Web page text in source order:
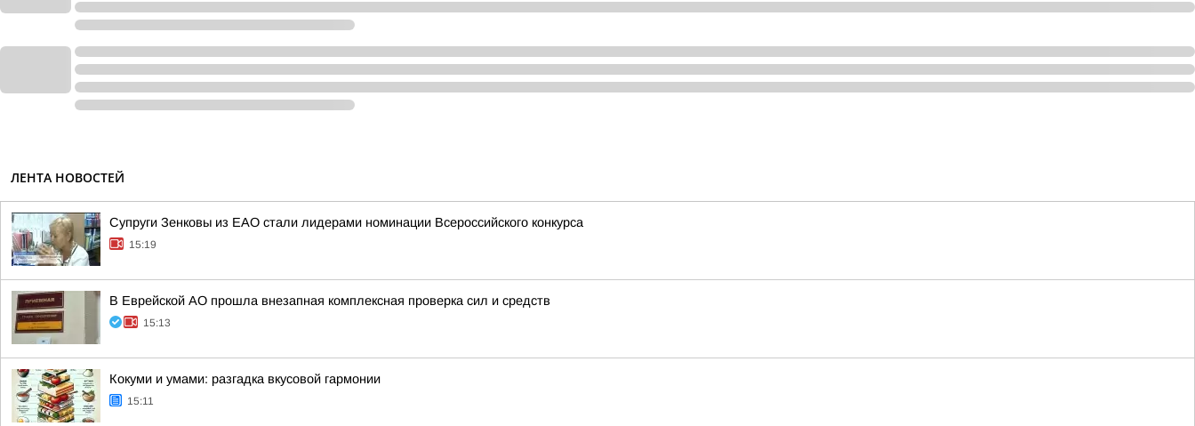
ЛЕНТА НОВОСТЕЙ
Супруги Зенковы из ЕАО стали лидерами номинации Всероссийского конкурса
15:19
В Еврейской АО прошла внезапная комплексная проверка сил и средств
15:13
Кокуми и умами: разгадка вкусовой гармонии
15:11